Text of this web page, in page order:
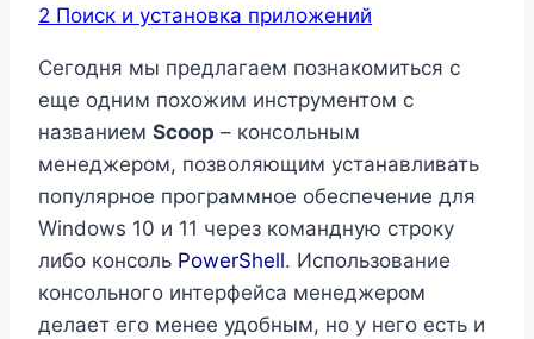
2 Поиск и установка приложений
Сегодня мы предлагаем познакомиться с
еще одним похожим инструментом с
названием Scoop – консольным
менеджером, позволяющим устанавливать
популярное программное обеспечение для
Windows 10 и 11 через командную строку
либо консоль PowerShell. Использование
консольного интерфейса менеджером
делает его менее удобным, но у него есть и